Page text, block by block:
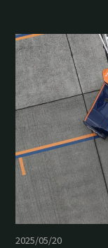
2025/05/20